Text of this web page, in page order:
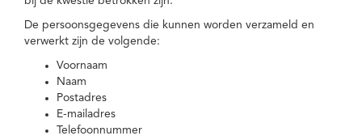
De persoonsgegevens die kunnen worden verzameld en
verwerkt zijn de volgende:
Voornaam
Naam
Postadres
E-mailadres
Telefoonnummer